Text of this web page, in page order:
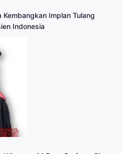
Kembangkan Implan Tulang
Indonesia